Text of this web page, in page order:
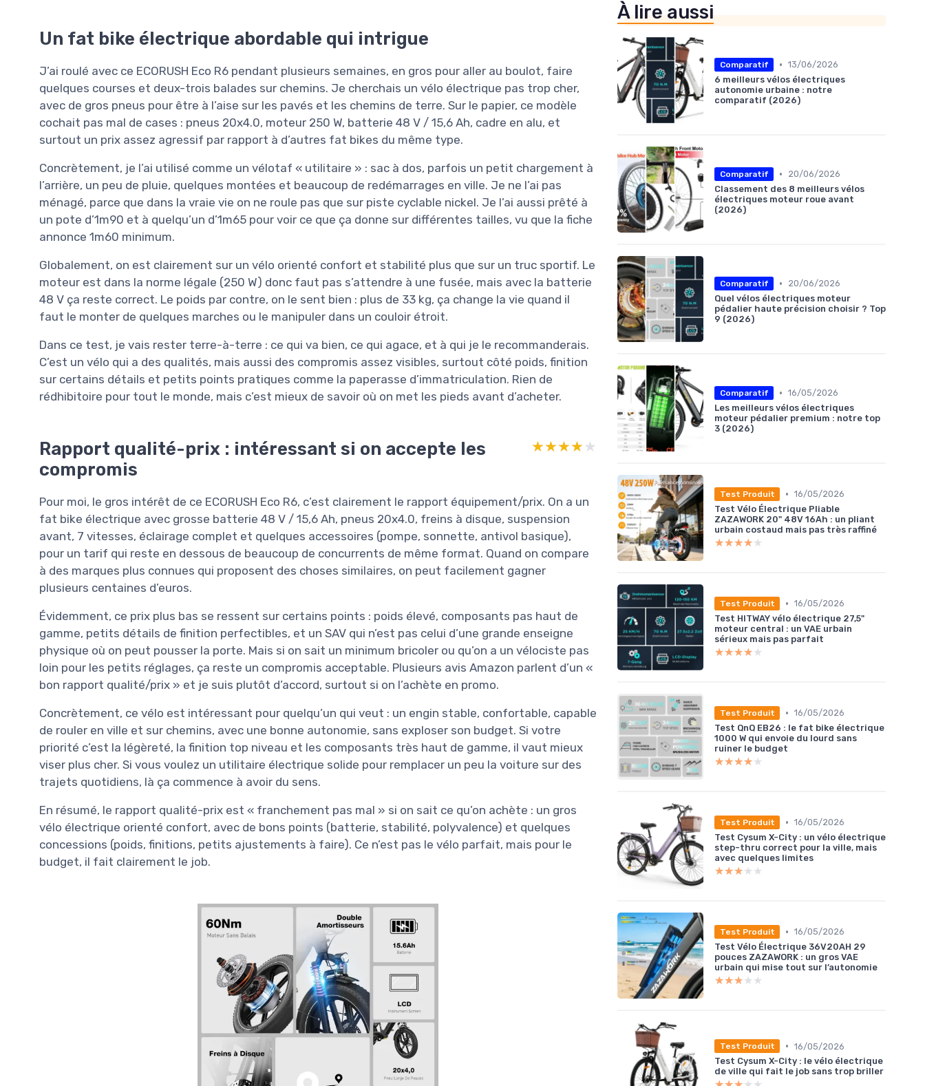
Un fat bike électrique abordable qui intrigue
J’ai roulé avec ce ECORUSH Eco R6 pendant plusieurs semaines, en gros pour aller au boulot, faire
quelques courses et deux-trois balades sur chemins. Je cherchais un vélo électrique pas trop cher,
avec de gros pneus pour être à l’aise sur les pavés et les chemins de terre. Sur le papier, ce modèle
cochait pas mal de cases : pneus 20x4.0, moteur 250 W, batterie 48 V / 15,6 Ah, cadre en alu, et
surtout un prix assez agressif par rapport à d’autres fat bikes du même type.
Concrètement, je l’ai utilisé comme un vélotaf « utilitaire » : sac à dos, parfois un petit chargement à
l’arrière, un peu de pluie, quelques montées et beaucoup de redémarrages en ville. Je ne l’ai pas
ménagé, parce que dans la vraie vie on ne roule pas que sur piste cyclable nickel. Je l’ai aussi prêté à
un pote d’1m90 et à quelqu’un d’1m65 pour voir ce que ça donne sur différentes tailles, vu que la fiche
annonce 1m60 minimum.
Globalement, on est clairement sur un vélo orienté confort et stabilité plus que sur un truc sportif. Le
moteur est dans la norme légale (250 W) donc faut pas s’attendre à une fusée, mais avec la batterie
48 V ça reste correct. Le poids par contre, on le sent bien : plus de 33 kg, ça change la vie quand il
faut le monter de quelques marches ou le manipuler dans un couloir étroit.
Dans ce test, je vais rester terre-à-terre : ce qui va bien, ce qui agace, et à qui je le recommanderais.
C’est un vélo qui a des qualités, mais aussi des compromis assez visibles, surtout côté poids, finition
sur certains détails et petits points pratiques comme la paperasse d’immatriculation. Rien de
rédhibitoire pour tout le monde, mais c’est mieux de savoir où on met les pieds avant d’acheter.
Rapport qualité-prix : intéressant si on accepte les
compromis
★★★★★
★★★★★
Pour moi, le gros intérêt de ce ECORUSH Eco R6, c’est clairement le rapport équipement/prix. On a un
fat bike électrique avec grosse batterie 48 V / 15,6 Ah, pneus 20x4.0, freins à disque, suspension
avant, 7 vitesses, éclairage complet et quelques accessoires (pompe, sonnette, antivol basique),
pour un tarif qui reste en dessous de beaucoup de concurrents de même format. Quand on compare
à des marques plus connues qui proposent des choses similaires, on peut facilement gagner
plusieurs centaines d’euros.
Évidemment, ce prix plus bas se ressent sur certains points : poids élevé, composants pas haut de
gamme, petits détails de finition perfectibles, et un SAV qui n’est pas celui d’une grande enseigne
physique où on peut pousser la porte. Mais si on sait un minimum bricoler ou qu’on a un vélociste pas
loin pour les petits réglages, ça reste un compromis acceptable. Plusieurs avis Amazon parlent d’un «
bon rapport qualité/prix » et je suis plutôt d’accord, surtout si on l’achète en promo.
Concrètement, ce vélo est intéressant pour quelqu’un qui veut : un engin stable, confortable, capable
de rouler en ville et sur chemins, avec une bonne autonomie, sans exploser son budget. Si votre
priorité c’est la légèreté, la finition top niveau et les composants très haut de gamme, il vaut mieux
viser plus cher. Si vous voulez un utilitaire électrique solide pour remplacer un peu la voiture sur des
trajets quotidiens, là ça commence à avoir du sens.
En résumé, le rapport qualité-prix est « franchement pas mal » si on sait ce qu’on achète : un gros
vélo électrique orienté confort, avec de bons points (batterie, stabilité, polyvalence) et quelques
concessions (poids, finitions, petits ajustements à faire). Ce n’est pas le vélo parfait, mais pour le
budget, il fait clairement le job.
À lire aussi
Comparatif • 13/06/2026
6 meilleurs vélos électriques
autonomie urbaine : notre
comparatif (2026)
Comparatif •
20/06/2026
Classement des 8 meilleurs vélos
électriques moteur roue avant
(2026)
Comparatif •
20/06/2026
Quel vélos électriques moteur
pédalier haute précision choisir ? Top
9 (2026)
Comparatif • 16/05/2026
Les meilleurs vélos électriques
moteur pédalier premium : notre top
3 (2026)
Test Produit • 16/05/2026
Test Vélo Électrique Pliable
ZAZAWORK 20" 48V 16Ah : un pliant
urbain costaud mais pas très raffiné
★★★★★
★★★★★
Test Produit • 16/05/2026
Test HITWAY vélo électrique 27,5"
moteur central : un VAE urbain
sérieux mais pas parfait
★★★★★
★★★★★
Test Produit • 16/05/2026
Test QnQ EB26 : le fat bike électrique
1000 W qui envoie du lourd sans
ruiner le budget
★★★★★
★★★★★
Test Produit • 16/05/2026
Test Cysum X-City : un vélo électrique
step-thru correct pour la ville, mais
avec quelques limites
★★★★★
★★★★★
Test Produit • 16/05/2026
Test Vélo Électrique 36V20AH 29
pouces ZAZAWORK : un gros VAE
urbain qui mise tout sur l’autonomie
★★★★★
★★★★★
Test Produit • 16/05/2026
Test Cysum X-City : le vélo électrique
de ville qui fait le job sans trop briller
ECORUSH
Vélo Électrique, VTT électrique 48 V/15,6 Ah,
Châssis Haute Résistance, Pneus Larges 20×4,0
Pouces, 7 Vitesses, Écran LCD, Velo Electrique
pour Homme et Femme Bleu
Voir l'offre